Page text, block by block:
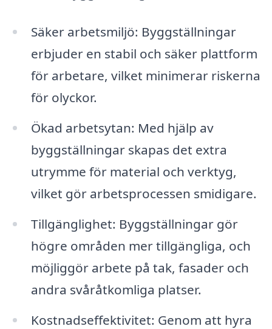
Säker arbetsmiljö: Byggställningar
erbjuder en stabil och säker plattform
för arbetare, vilket minimerar riskerna
för olyckor.
Ökad arbetsytan: Med hjälp av
byggställningar skapas det extra
utrymme för material och verktyg,
vilket gör arbetsprocessen smidigare.
Tillgänglighet: Byggställningar gör
högre områden mer tillgängliga, och
möjliggör arbete på tak, fasader och
andra svåråtkomliga platser.
Kostnadseffektivitet: Genom att hyra